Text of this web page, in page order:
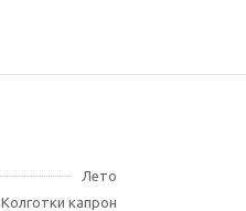
Лето
Колготки капрон